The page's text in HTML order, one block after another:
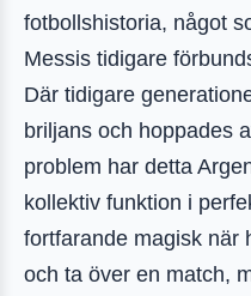
fotbollshistoria, något
Messis tidigare
Där tidigare
briljans och hoppades
problem har detta
kollektiv funktion i
fortfarande magisk när
och ta över en match,